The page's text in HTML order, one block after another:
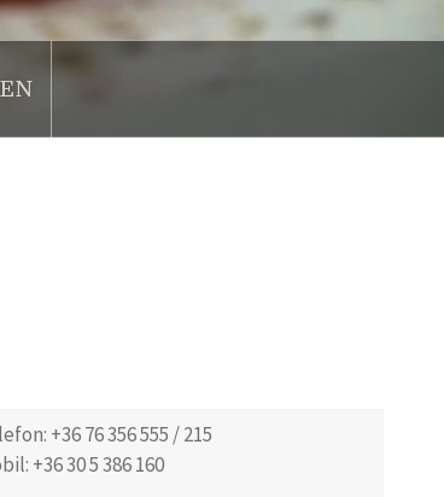
+36 76 356 555 / 215
+36 30 5 386 160